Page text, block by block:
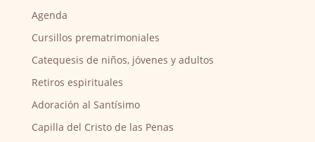
Agenda
Cursillos prematrimoniales
Catequesis de niños, jóvenes y adultos
Retiros espirituales
Adoración al Santísimo
Capilla del Cristo de las Penas